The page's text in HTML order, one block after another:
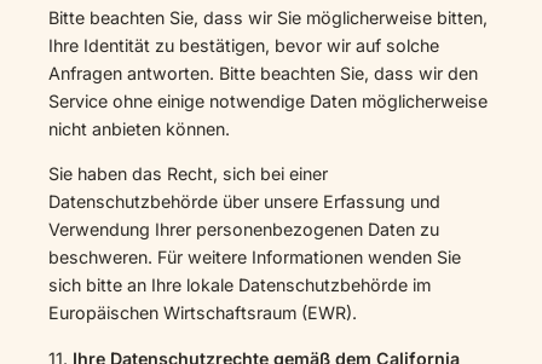
Bitte beachten Sie, dass wir Sie möglicherweise bitten,
Ihre Identität zu bestätigen, bevor wir auf solche
Anfragen antworten. Bitte beachten Sie, dass wir den
Service ohne einige notwendige Daten möglicherweise
nicht anbieten können.
Sie haben das Recht, sich bei einer
Datenschutzbehörde über unsere Erfassung und
Verwendung Ihrer personenbezogenen Daten zu
beschweren. Für weitere Informationen wenden Sie
sich bitte an Ihre lokale Datenschutzbehörde im
Europäischen Wirtschaftsraum (EWR).
11. Ihre Datenschutzrechte gemäß dem California